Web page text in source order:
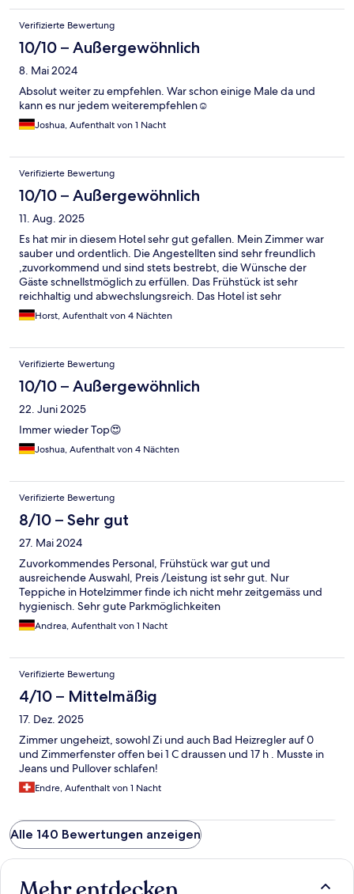
Verifizierte Bewertung
10/10 – Außergewöhnlich
8. Mai 2024
Absolut weiter zu empfehlen. War schon einige Male da und
kann es nur jedem weiterempfehlen☺️
Joshua, Aufenthalt von 1 Nacht
Verifizierte Bewertung
10/10 – Außergewöhnlich
11. Aug. 2025
Es hat mir in diesem Hotel sehr gut gefallen. Mein Zimmer war
sauber und ordentlich. Die Angestellten sind sehr freundlich
,zuvorkommend und sind stets bestrebt, die Wünsche der
Gäste schnellstmöglich zu erfüllen. Das Frühstück ist sehr
reichhaltig und abwechslungsreich. Das Hotel ist sehr
hundefreundlich. Mein Hund durfte sogar mit in den
Frühstücksraum. Ich habe mich dort rundum wohl gefühlt und
Horst, Aufenthalt von 4 Nächten
Verifizierte Bewertung
10/10 – Außergewöhnlich
22. Juni 2025
Immer wieder Top😍
Joshua, Aufenthalt von 4 Nächten
Verifizierte Bewertung
8/10 – Sehr gut
27. Mai 2024
Zuvorkommendes Personal, Frühstück war gut und
ausreichende Auswahl, Preis /Leistung ist sehr gut. Nur
Teppiche in Hotelzimmer finde ich nicht mehr zeitgemäss und
hygienisch. Sehr gute Parkmöglichkeiten
Andrea, Aufenthalt von 1 Nacht
Verifizierte Bewertung
4/10 – Mittelmäßig
17. Dez. 2025
Zimmer ungeheizt, sowohl Zi und auch Bad Heizregler auf 0
und Zimmerfenster offen bei 1 C draussen und 17 h . Musste in
Jeans und Pullover schlafen!
Endre, Aufenthalt von 1 Nacht
Alle 140 Bewertungen anzeigen